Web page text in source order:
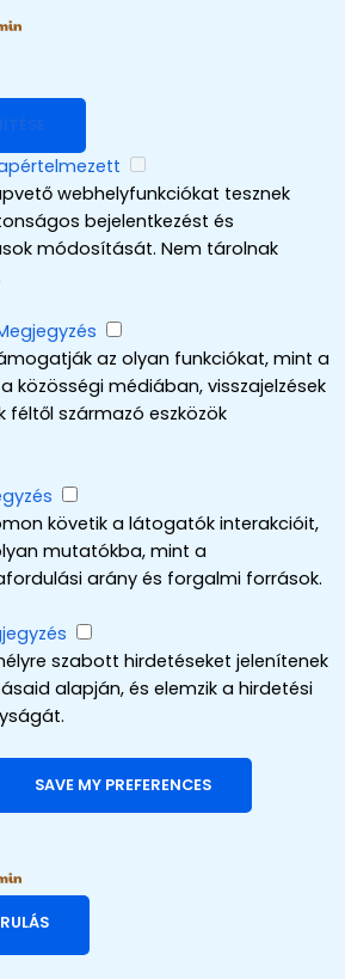
webhelyfunkciókat tesznek
bejelentkezést és
módosítását. Nem tárolnak
az olyan funkciókat, mint a
közösségi médiában, visszajelzések
féltől származó eszközök
követik a látogatók interakcióit,
mutatókba, mint a
arány és forgalmi források.
szabott hirdetéseket jelenítenek
alapján, és elemzik a hirdetési
SAVE MY PREFERENCES